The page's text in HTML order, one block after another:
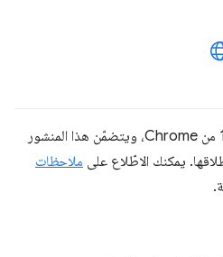
نعمل حاليًا على طرح الإصدار 143 من Chrome، ويتضمّن هذا المنشور
يمكنك الاطّلاع على ملاحظات